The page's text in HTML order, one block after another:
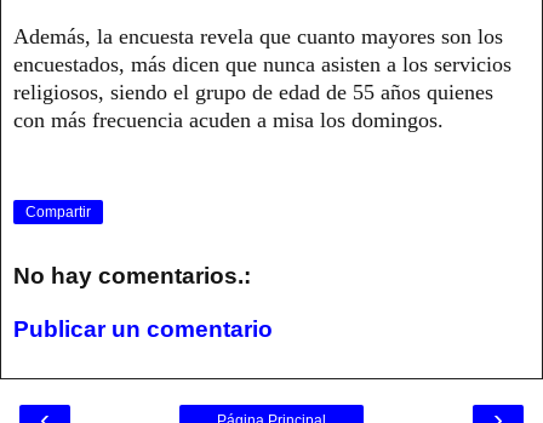
Además, la encuesta revela que cuanto mayores son los
encuestados, más dicen que nunca asisten a los servicios
religiosos, siendo el grupo de edad de 55 años quienes
con más frecuencia acuden a misa los domingos.
Compartir
No hay comentarios.:
Publicar un comentario